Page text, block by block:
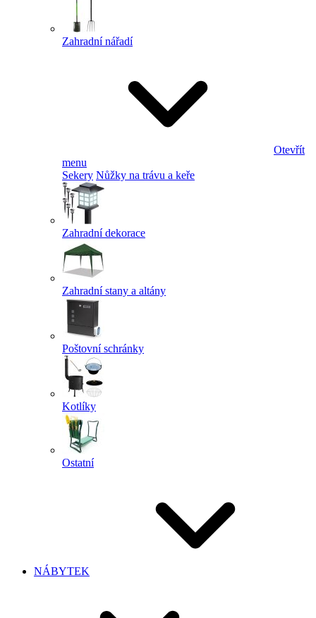
Zahradní nářadí
Otevřít
menu
Sekery Nůžky na trávu a keře
Zahradní dekorace
Zahradní stany a altány
Poštovní schránky
Kotlíky
Ostatní
NÁBYTEK